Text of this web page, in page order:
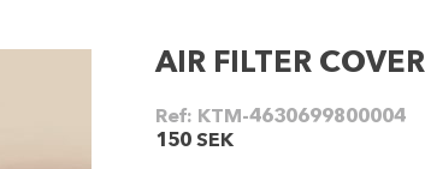
AIR FILTER
Ref: KTM-4630699800004
150 SEK